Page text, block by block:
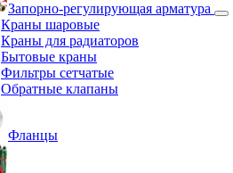
Запорно-регулирующая арматура
Краны шаровые
Краны для радиаторов
Бытовые краны
Фильтры сетчатые
Обратные клапаны
Фланцы